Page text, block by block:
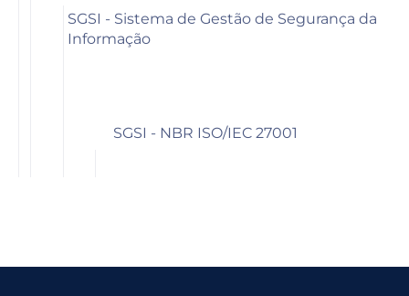
SGSI - Sistema de Gestão de Segurança da
Informação
SGSI - NBR ISO/IEC 27001